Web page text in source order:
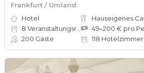
Frankfurt / Umland
Hotel
8 Veranstaltungsräume
200 Gäste 118 Hotelzimmer